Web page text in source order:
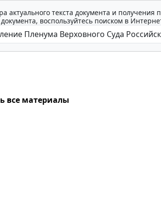
актуального текста документа и
воспользуйтесь поиском в
все материалы